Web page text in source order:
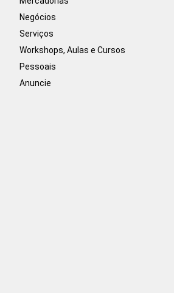
Negócios
Serviços
Workshops, Aulas e Cursos
Pessoais
Anuncie